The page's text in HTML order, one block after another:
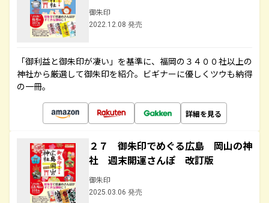
御朱印
2022.12.08 発売
「御利益と御朱印が凄い」を基準に、福岡の３４００社以上の
神社から厳選して御朱印を紹介。ビギナーに優しくツウも納得
の一冊。
詳細を見る
２７ 御朱印でめぐる広島 岡山の神
社 週末開運さんぽ 改訂版
御朱印
2025.03.06 発売